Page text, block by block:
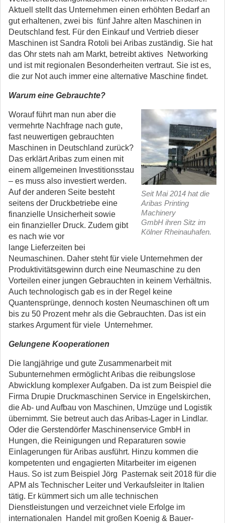
Aktuell stellt das Unternehmen einen erhöhten Bedarf an
gut erhaltenen, zwei bis fünf Jahre alten Maschinen in
Deutschland fest. Für den Einkauf und Vertrieb dieser
Maschinen ist Sandra Rotoli bei Aribas zuständig. Sie hat
das Ohr stets nah am Markt, betreibt aktives Networking
und ist mit regionalen Besonderheiten vertraut. Sie ist es,
die zur Not auch immer eine alternative Maschine findet.
Warum eine Gebrauchte?
Seit Mai 2014 hat die
Aribas Printing
Machinery
GmbH ihren Sitz im
Kölner Rheinauhafen.
Worauf führt man nun aber die
vermehrte Nachfrage nach gute,
fast neuwertigen gebrauchten
Maschinen in Deutschland zurück?
Das erklärt Aribas zum einen mit
einem allgemeinen Investitionsstau
– es muss also investiert werden.
Auf der anderen Seite besteht
seitens der Druckbetriebe eine
finanzielle Unsicherheit sowie
ein finanzieller Druck. Zudem gibt
es nach wie vor
lange Lieferzeiten bei
Neumaschinen. Daher steht für viele Unternehmen der
Produktivitätsgewinn durch eine Neumaschine zu den
Vorteilen einer jungen Gebrauchten in keinem Verhältnis.
Auch technologisch gab es in der Regel keine
Quantensprünge, dennoch kosten Neumaschinen oft um
bis zu 50 Prozent mehr als die Gebrauchten. Das ist ein
starkes Argument für viele Unternehmer.
Gelungene Kooperationen
Die langjährige und gute Zusammenarbeit mit
Subunternehmen ermöglicht Aribas die reibungslose
Abwicklung komplexer Aufgaben. Da ist zum Beispiel die
Firma Drupie Druckmaschinen Service in Engelskirchen,
die Ab- und Aufbau von Maschinen, Umzüge und Logistik
übernimmt. Sie betreut auch das Aribas-Lager in Lindlar.
Oder die Gerstendörfer Maschinenservice GmbH in
Hungen, die Reinigungen und Reparaturen sowie
Einlagerungen für Aribas ausführt. Hinzu kommen die
kompetenten und engagierten Mitarbeiter im eigenen
Haus. So ist zum Beispiel Jörg Pasternak seit 2018 für die
APM als Technischer Leiter und Verkaufsleiter in Italien
tätig. Er kümmert sich um alle technischen
Dienstleistungen und verzeichnet viele Erfolge im
internationalen Handel mit großen Koenig & Bauer-